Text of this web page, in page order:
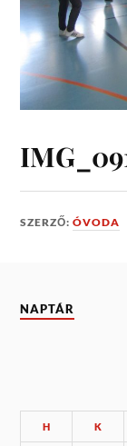
SZERZŐ:ÓVODA
NAPTÁR
H K